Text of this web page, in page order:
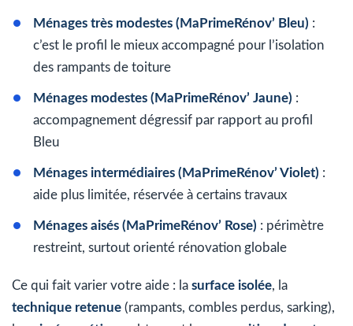
Ménages très modestes (MaPrimeRénov’ Bleu) :
c’est le profil le mieux accompagné pour l’isolation
des rampants de toiture
Ménages modestes (MaPrimeRénov’ Jaune) :
accompagnement dégressif par rapport au profil
Bleu
Ménages intermédiaires (MaPrimeRénov’ Violet) :
aide plus limitée, réservée à certains travaux
Ménages aisés (MaPrimeRénov’ Rose) : périmètre
restreint, surtout orienté rénovation globale
Ce qui fait varier votre aide : la surface isolée, la
technique retenue (rampants, combles perdus, sarking),